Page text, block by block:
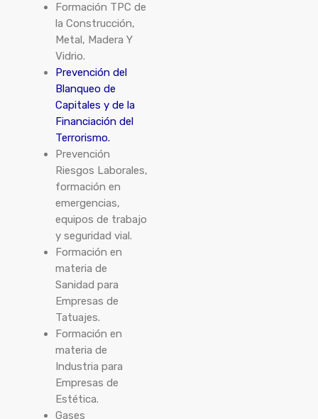
Formación TPC de
la Construcción,
Metal, Madera Y
Vidrio.
Prevención del
Blanqueo de
Capitales y de la
Financiación del
Terrorismo.
Prevención
Riesgos Laborales,
formación en
emergencias,
equipos de trabajo
y seguridad vial.
Formación en
materia de
Sanidad para
Empresas de
Tatuajes.
Formación en
materia de
Industria para
Empresas de
Estética.
Gases